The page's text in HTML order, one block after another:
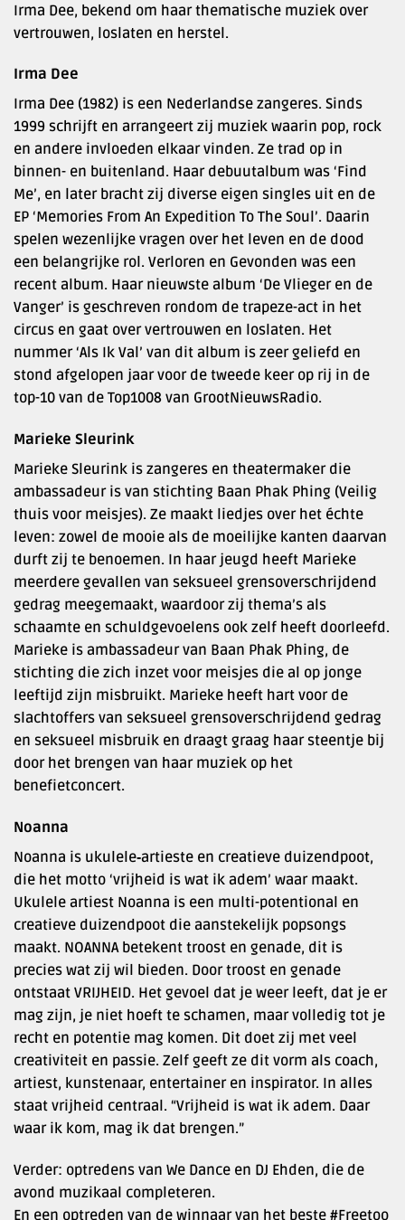
Irma Dee, bekend om haar thematische muziek over
vertrouwen, loslaten en herstel.
Irma Dee
Irma Dee (1982) is een Nederlandse zangeres. Sinds
1999 schrijft en arrangeert zij muziek waarin pop, rock
en andere invloeden elkaar vinden. Ze trad op in
binnen- en buitenland. Haar debuutalbum was ‘Find
Me’, en later bracht zij diverse eigen singles uit en de
EP ‘Memories From An Expedition To The Soul’. Daarin
spelen wezenlijke vragen over het leven en de dood
een belangrijke rol. Verloren en Gevonden was een
recent album. Haar nieuwste album ‘De Vlieger en de
Vanger’ is geschreven rondom de trapeze-act in het
circus en gaat over vertrouwen en loslaten. Het
nummer ‘Als Ik Val’ van dit album is zeer geliefd en
stond afgelopen jaar voor de tweede keer op rij in de
top-10 van de Top1008 van GrootNieuwsRadio.
Marieke Sleurink
Marieke Sleurink is zangeres en theatermaker die
ambassadeur is van stichting Baan Phak Phing (Veilig
thuis voor meisjes). Ze maakt liedjes over het échte
leven: zowel de mooie als de moeilijke kanten daarvan
durft zij te benoemen. In haar jeugd heeft Marieke
meerdere gevallen van seksueel grensoverschrijdend
gedrag meegemaakt, waardoor zij thema’s als
schaamte en schuldgevoelens ook zelf heeft doorleefd.
Marieke is ambassadeur van Baan Phak Phing, de
stichting die zich inzet voor meisjes die al op jonge
leeftijd zijn misbruikt. Marieke heeft hart voor de
slachtoffers van seksueel grensoverschrijdend gedrag
en seksueel misbruik en draagt graag haar steentje bij
door het brengen van haar muziek op het
benefietconcert.
Noanna
Noanna is ukulele‑artieste en creatieve duizendpoot,
die het motto ‘vrijheid is wat ik adem’ waar maakt.
Ukulele artiest Noanna is een multi-potentional en
creatieve duizendpoot die aanstekelijk popsongs
maakt. NOANNA betekent troost en genade, dit is
precies wat zij wil bieden. Door troost en genade
ontstaat VRIJHEID. Het gevoel dat je weer leeft, dat je er
mag zijn, je niet hoeft te schamen, maar volledig tot je
recht en potentie mag komen. Dit doet zij met veel
creativiteit en passie. Zelf geeft ze dit vorm als coach,
artiest, kunstenaar, entertainer en inspirator. In alles
staat vrijheid centraal. “Vrijheid is wat ik adem. Daar
waar ik kom, mag ik dat brengen.”
Verder: optredens van We Dance en DJ Ehden, die de
avond muzikaal completeren.
En een optreden van de winnaar van het beste #Freetoo